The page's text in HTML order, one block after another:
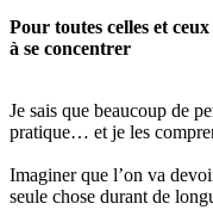
Pour toutes celles et
à se concentrer
Je sais que beaucoup de
pratique… et je les
Imaginer que l’on va
seule chose durant de